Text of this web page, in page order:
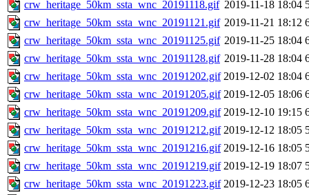
crw_heritage_50km_ssta_wnc_20191118.gif 2019-11-18 18:04
crw_heritage_50km_ssta_wnc_20191121.gif 2019-11-21 18:12
crw_heritage_50km_ssta_wnc_20191125.gif 2019-11-25 18:04
crw_heritage_50km_ssta_wnc_20191128.gif 2019-11-28 18:04
crw_heritage_50km_ssta_wnc_20191202.gif 2019-12-02 18:04
crw_heritage_50km_ssta_wnc_20191205.gif 2019-12-05 18:06
crw_heritage_50km_ssta_wnc_20191209.gif 2019-12-10 19:15
crw_heritage_50km_ssta_wnc_20191212.gif 2019-12-12 18:05
crw_heritage_50km_ssta_wnc_20191216.gif 2019-12-16 18:05
crw_heritage_50km_ssta_wnc_20191219.gif 2019-12-19 18:07
crw_heritage_50km_ssta_wnc_20191223.gif 2019-12-23 18:05